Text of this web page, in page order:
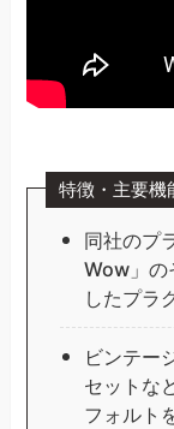
特徴・主要機
同社のプ
Wow」の
したプラ
ビンテー
セットな
フォルト